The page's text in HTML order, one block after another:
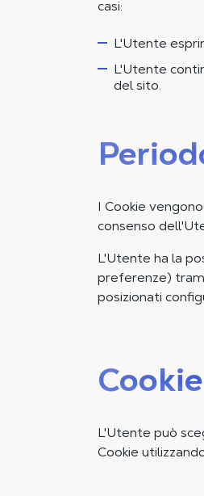
casi:
L'Utente
L'Utente
del sito.
I Cookie
consenso
L'Utente ha la
preferenze)
posizionati
L'Utente può
Cookie